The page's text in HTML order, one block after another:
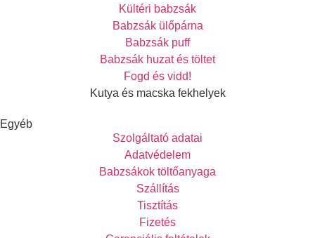
Kültéri babzsák
Babzsák ülőpárna
Babzsák puff
Babzsák huzat és töltet
Fogd és vidd!
Kutya és macska fekhelyek
Egyéb
Szolgáltató adatai
Adatvédelem
Babzsákok töltőanyaga
Szállítás
Tisztítás
Fizetés